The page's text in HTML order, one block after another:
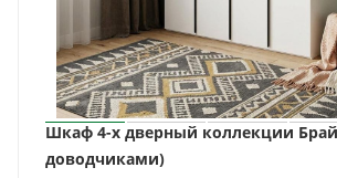
Шкаф 4-х дверный коллекции
доводчиками)